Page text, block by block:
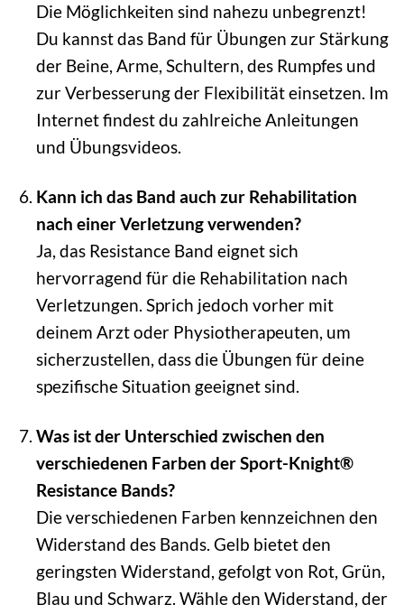
Die Möglichkeiten sind nahezu unbegrenzt!
Du kannst das Band für Übungen zur Stärkung
der Beine, Arme, Schultern, des Rumpfes und
zur Verbesserung der Flexibilität einsetzen. Im
Internet findest du zahlreiche Anleitungen
und Übungsvideos.
Kann ich das Band auch zur Rehabilitation
nach einer Verletzung verwenden?
Ja, das Resistance Band eignet sich
hervorragend für die Rehabilitation nach
Verletzungen. Sprich jedoch vorher mit
deinem Arzt oder Physiotherapeuten, um
sicherzustellen, dass die Übungen für deine
spezifische Situation geeignet sind.
Was ist der Unterschied zwischen den
verschiedenen Farben der Sport-Knight®
Resistance Bands?
Die verschiedenen Farben kennzeichnen den
Widerstand des Bands. Gelb bietet den
geringsten Widerstand, gefolgt von Rot, Grün,
Blau und Schwarz. Wähle den Widerstand, der